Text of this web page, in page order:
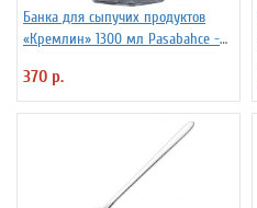
Банка для сыпучих продуктов
«Кремлин» 1300 мл Pasabahce -
370 р.